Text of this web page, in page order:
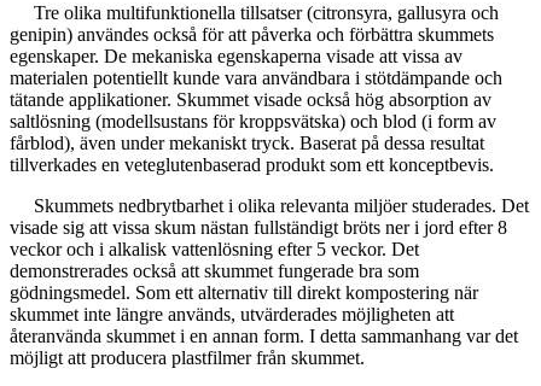
Tre olika multifunktionella tillsatser (citronsyra, gallusyra och
genipin) användes också för att påverka och förbättra skummets
egenskaper. De mekaniska egenskaperna visade att vissa av
materialen potentiellt kunde vara användbara i stötdämpande och
tätande applikationer. Skummet visade också hög absorption av
saltlösning (modellsustans för kroppsvätska) och blod (i form av
fårblod), även under mekaniskt tryck. Baserat på dessa resultat
tillverkades en veteglutenbaserad produkt som ett konceptbevis.
Skummets nedbrytbarhet i olika relevanta miljöer studerades. Det
visade sig att vissa skum nästan fullständigt bröts ner i jord efter 8
veckor och i alkalisk vattenlösning efter 5 veckor. Det
demonstrerades också att skummet fungerade bra som
gödningsmedel. Som ett alternativ till direkt kompostering när
skummet inte längre används, utvärderades möjligheten att
återanvända skummet i en annan form. I detta sammanhang var det
möjligt att producera plastfilmer från skummet.